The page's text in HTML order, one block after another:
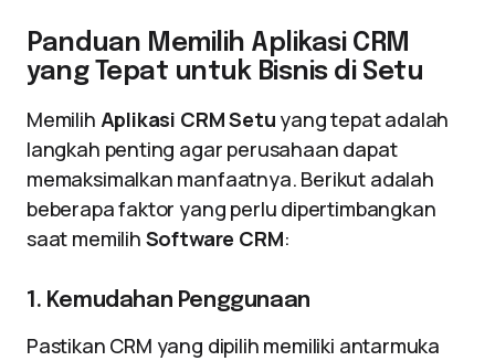
Panduan Memilih Aplikasi CRM
yang Tepat untuk Bisnis di Setu
Memilih Aplikasi CRM Setu yang tepat adalah
langkah penting agar perusahaan dapat
memaksimalkan manfaatnya. Berikut adalah
beberapa faktor yang perlu dipertimbangkan
saat memilih Software CRM:
1. Kemudahan Penggunaan
Pastikan CRM yang dipilih memiliki antarmuka